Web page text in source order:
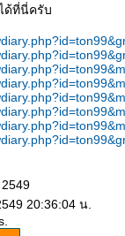
ด้ที่นี่ครับ
20:36:04 น.